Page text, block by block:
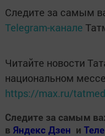
Следите за самым
Telegram-канале
Читайте новости
национальном
https://max.ru/
Следите за самым
в Яндекс Дзен и